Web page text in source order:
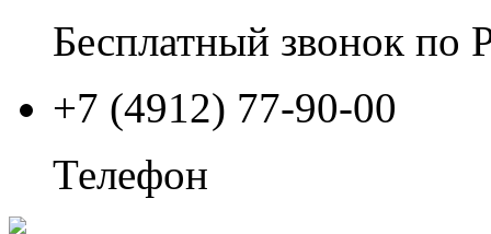
Бесплатный звонок по
+7 (4912) 77-90-00
Телефон